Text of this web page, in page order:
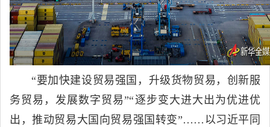
“要加快建设贸易强国，升级货物贸易，创新服
务贸易，发展数字贸易”“逐步变大进大出为优进优
出，推动贸易大国向贸易强国转变”……以习近平同